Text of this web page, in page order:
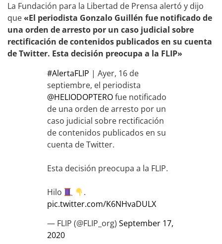
La Fundación para la Libertad de Prensa alertó y dijo
que«El periodista Gonzalo Guillén fue notificado de
una orden de arresto por un caso judicial sobre
rectificación de contenidos publicados en su cuenta
de Twitter. Esta decisión preocupa a la FLIP»
#AlertaFLIP | Ayer, 16 de
septiembre, el periodista
@HELIODOPTEROfue notificado
de una orden de arresto por un
caso judicial sobre rectificación
de contenidos publicados en su
cuenta de Twitter.
Esta decisión preocupa a la FLIP.
Hilo
.
pic.twitter.com/K6NHvaDULX
— FLIP (@FLIP_org) September 17,
2020